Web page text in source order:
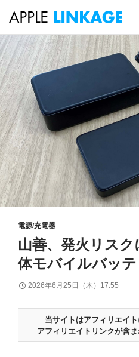
コ
ン
テ
ン
ツ
へ
ス
キ
ッ
プ
索
電源/充電器
山善、発火リスク
体モバイルバッ
2026年6月25日（木）17:55
当サイトはアフィリエイト
アフィリエイトリンクが含